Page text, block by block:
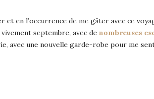
et en l’occurrence de me gâter avec ce
septembre, avec de nombreuses
avec une nouvelle garde-robe pour me